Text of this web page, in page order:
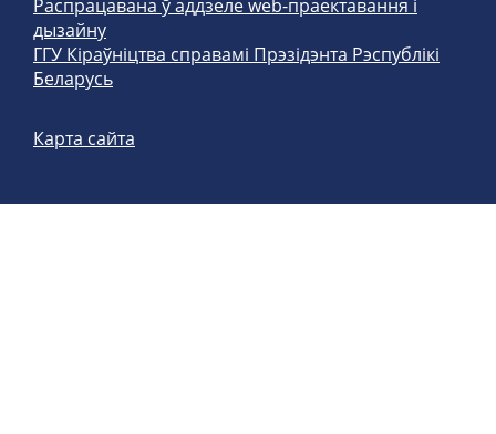
Распрацавана ў аддзеле web-праектавання і
дызайну
ГГУ Кіраўніцтва справамі Прэзідэнта Рэспублікі
Беларусь
Карта сайта